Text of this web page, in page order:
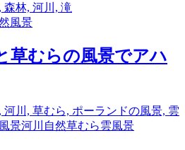
風景
草むらの風景でアハ
景河川 自然草むら雲風景